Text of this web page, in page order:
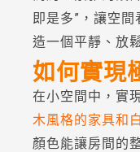
即是多”，讓空
造一個平靜、放
如何實現
在小空間中，實
木風格的家具和
顏色能讓房間的